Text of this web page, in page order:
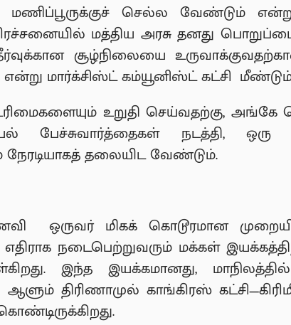
செல்ல வேண்டும்
மத்திய அரசு தனது
சூழ்நிலையை
மார்க்சிஸ்ட் கம்யூனிஸ்ட் கட்சி மீண்டும்
உறுதி செய்வதற்கு, அங்கே
பேச்சுவார்த்தைகள் நடத்தி, ஒரு
நேரடியாகத் தலையிட வேண்டும்.
ஒருவர் மிகக் கொடூரமான
நடைபெற்றுவரும் மக்கள்
இந்த இயக்கமானது,
திரிணாமுல் காங்கிரஸ்